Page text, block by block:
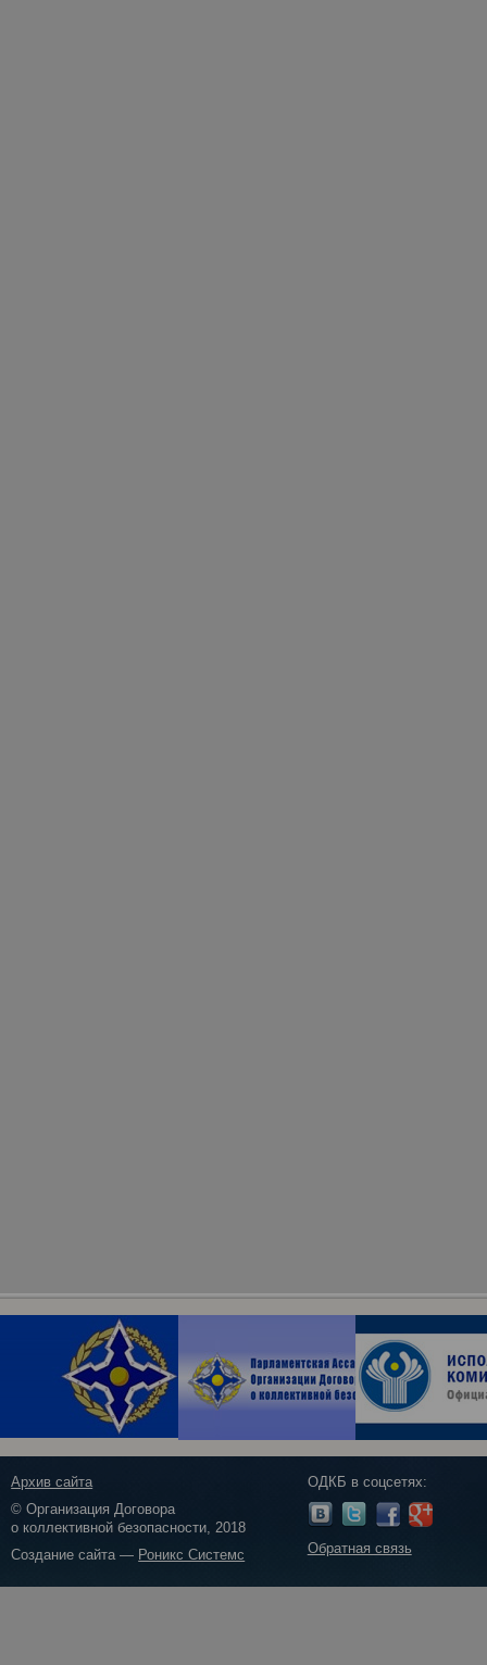
Архив сайта
© Организация Договора
о коллективной безопасности, 2018
Создание сайта — Роникс Системс
ОДКБ в соцсетях:
Обратная связь